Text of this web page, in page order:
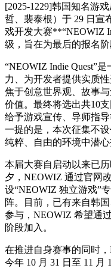
[2025-1229]韩国知名游
哲、裴泰根）于 29 日宣
戏开发大赛**“NEOWIZ
级，旨在为最后的报名阶
“NEOWIZ Indie Quest”
力、为开发者提供实质
焦于创意世界观、故事
价值。最终将选出共10
给予游戏宣传、导师指
一提的是，本次征集不
纯粹、自由的环境中潜心
本届大赛自启动以来已
夕，NEOWIZ 通过官网
设“NEOWIZ 独立游戏”
阵。目前，已有来自韩
参与，NEOWIZ 希望通
阶段加入。
在推进自身赛事的同时
今年 10 月 31 日至 11